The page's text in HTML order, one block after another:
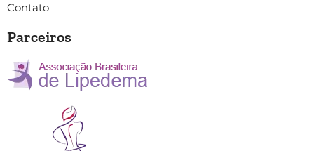
Contato
Parceiros